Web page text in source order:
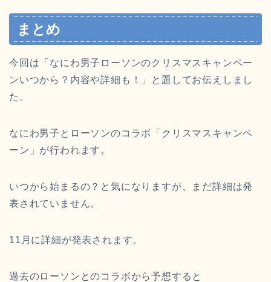
まとめ
今回は「なにわ男子ローソンのクリスマスキャンペー
ンいつから？内容や詳細も！」と題してお伝えしまし
た。
なにわ男子と ローソンのコラボ「クリスマスキャンペ
ーン」が行われます。
いつから始まるの？と気になりますが、まだ詳細は発
表されていません。
11月に詳細が発表されます。
過去のローソンとのコラボから予想すると